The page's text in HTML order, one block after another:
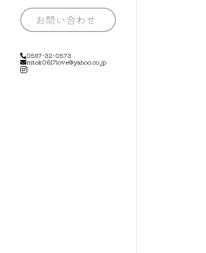
お問い合わせ
0597-32-0573
mtok0617love@yahoo.co.jp